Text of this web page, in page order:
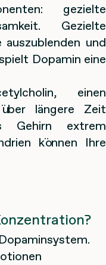
gezielte
Gezielte
und
Dopamin eine
einen
längere Zeit
Gehirn extrem
können Ihre